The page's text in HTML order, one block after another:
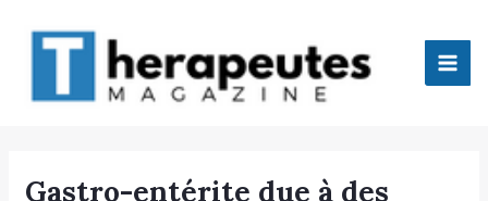
Gastro-entérite due à des